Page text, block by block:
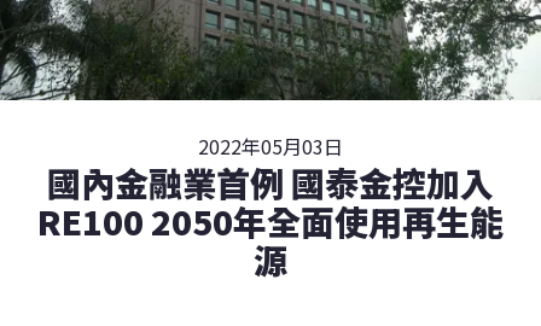
2022年05月03日
國內金融業首例 國泰金控加入
RE100 2050年全面使用再生能
源